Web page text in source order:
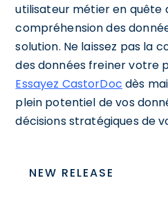
utilisateur métier en quête
compréhension des
solution. Ne laissez pas la
des données freiner votre
Essayez CastorDoc dès
plein potentiel de vos
décisions stratégiques de
NEW RELEASE